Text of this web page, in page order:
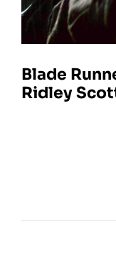
Blade
Ridley